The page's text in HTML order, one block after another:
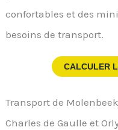
confortables et des
besoins de transport.
CALCULER
Transport de
Charles de Gaulle et